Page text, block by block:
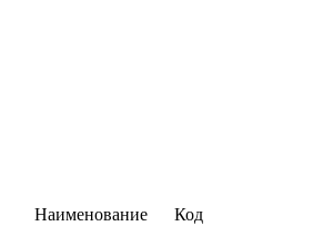
Наименование Код